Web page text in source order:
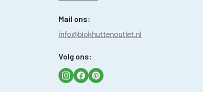
Mail ons:
info@blokhuttenoutlet.nl
Volg ons: